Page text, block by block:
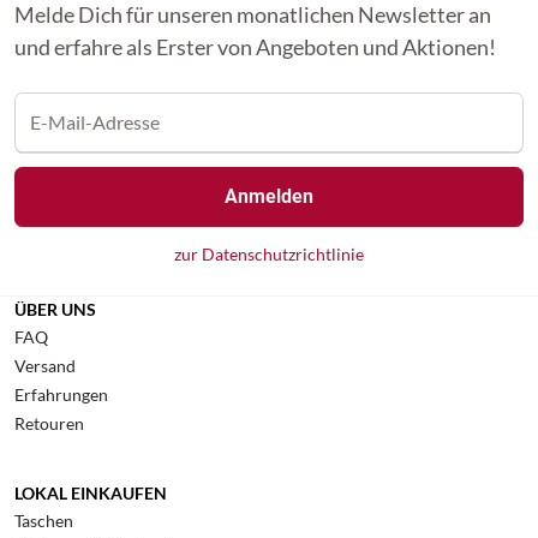
Melde Dich für unseren monatlichen Newsletter an
und erfahre als Erster von Angeboten und Aktionen!
Anmelden
zur Datenschutzrichtlinie
ÜBER UNS
FAQ
Versand
Erfahrungen
Retouren
LOKAL EINKAUFEN
Taschen